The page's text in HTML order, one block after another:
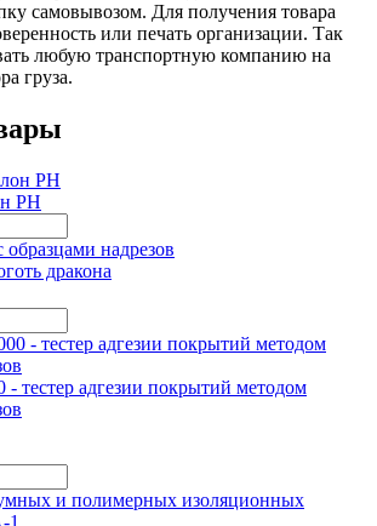
самовывозом. Для получения товара
или печать организации. Так
любую транспортную компанию на
груза.
РН
дракона
- тестер адгезии покрытий методом